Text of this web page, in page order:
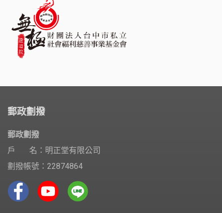
郵政劃撥
郵政劃撥
戶 名：明正堂有限公司
劃撥帳號：22874864